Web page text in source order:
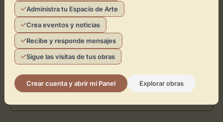
Administra tu Espacio de Arte
Crea eventos y noticias
Recibe y responde mensajes
Sigue las visitas de tus obras
Crear cuenta y abrir mi Panel Explorar obras